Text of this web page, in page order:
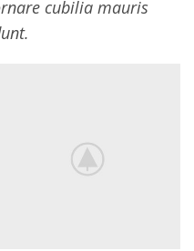
cubilia mauris